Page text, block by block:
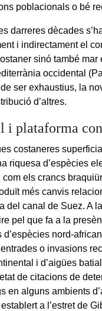
poblacionals o bé
darreres dècades
i indirectament el
sinó també
occidental
ser exhaustius, la
d’altres.
i plataforma
costaneres
riquesa d’espècies
com els crancs
més canvis
del canal de Suez. A
pel que fa a la
d’espècies nord-
o invasions
i d’aigües
de citacions de
en alguns ambients
a l’estret de